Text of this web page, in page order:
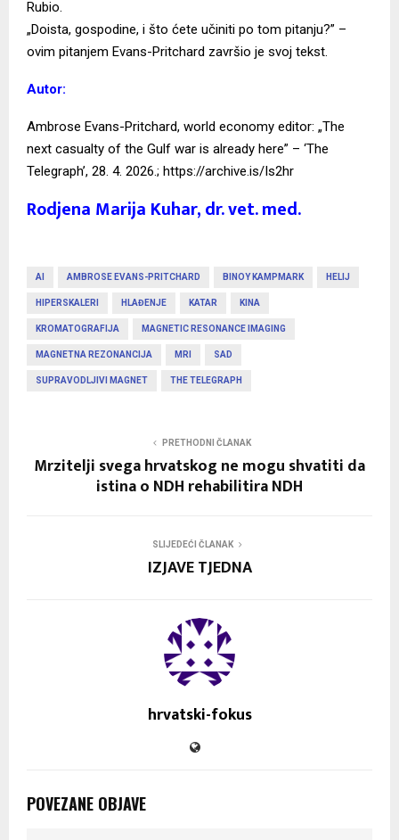
Rubio.
„Doista, gospodine, i što ćete učiniti po tom pitanju?” –
ovim pitanjem Evans-Pritchard završio je svoj tekst.
Autor:
Ambrose Evans-Pritchard, world economy editor: „The
next casualty of the Gulf war is already here” – ‘The
Telegraph’, 28. 4. 2026.; https://archive.is/Is2hr
Rodjena Marija Kuhar, dr. vet. med.
AI AMBROSE EVANS-PRITCHARD BINOY KAMPMARK HELIJ
HIPERSKALERI HLAĐENJE KATAR KINA
KROMATOGRAFIJA MAGNETIC RESONANCE IMAGING
MAGNETNA REZONANCIJA MRI SAD
SUPRAVODLJIVI MAGNET THE TELEGRAPH
PRETHODNI ČLANAK
Mrzitelji svega hrvatskog ne mogu shvatiti da
istina o NDH rehabilitira NDH
SLIJEDEĆI ČLANAK
IZJAVE TJEDNA
hrvatski-fokus
POVEZANE OBJAVE